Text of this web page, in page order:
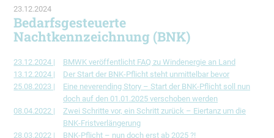
23.12.2024
Bedarfsgesteuerte
Nachtkennzeichnung (BNK)
23.12.2024 |
BMWK veröffentlicht FAQ zu Windenergie an Land
13.12.2024 |
Der Start der BNK-Pflicht steht unmittelbar bevor
25.08.2023 |
Eine neverending Story – Start der BNK-Pflicht soll nun
doch auf den 01.01.2025 verschoben werden
08.04.2022 |
Zwei Schritte vor, ein Schritt zurück – Eiertanz um die
BNK-Fristverlängerung
28.03.2022 |
BNK-Pflicht – nun doch erst ab 2025 ?!